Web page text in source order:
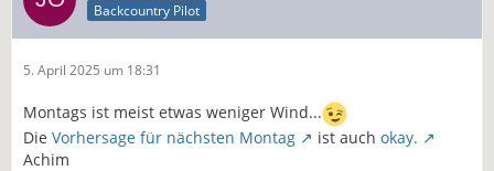
Backcountry Pilot
5. April 2025 um 18:31
Montags ist meist etwas weniger Wind...
Die Vorhersage für nächsten Montag ist auch okay.
Achim